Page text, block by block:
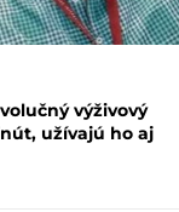
výživový
užívajú ho aj